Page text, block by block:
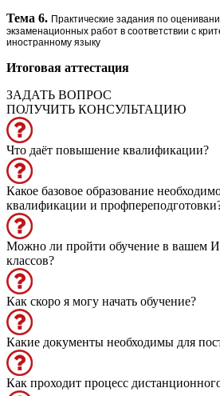
Тема 6. Практические задания по
экзаменационных работ в соответствии с
иностранному языку
Итоговая аттестация
ЗАДАТЬ ВОПРОС
ПОЛУЧИТЬ КОНСУЛЬТАЦИЮ
Что даёт повышение квалификации?
Какое базовое образование
квалификации и
Можно ли пройти обучение в вашем
классов?
Как скоро я могу начать обучение?
Какие документы необходимы для
Как проходит процесс